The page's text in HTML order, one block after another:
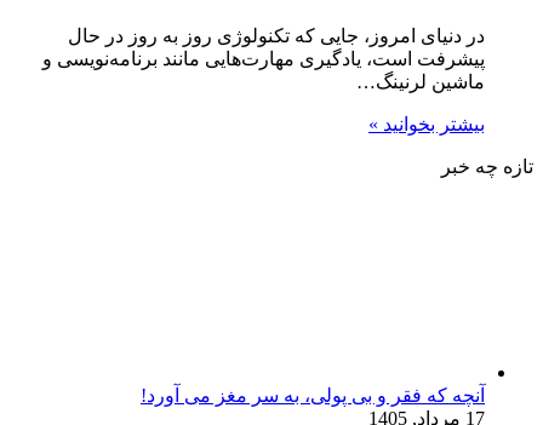
در دنیای امروز، جایی که تکنولوژی روز به روز در حال
پیشرفت است، یادگیری مهارت‌هایی مانند برنامه‌نویسی و
ماشین لرنینگ…
بیشتر بخوانید »
تازه چه خبر
آنچه که فقر و بی‌ پولی، به سر مغز می‌ آورد!
17 مرداد, 1405